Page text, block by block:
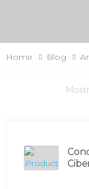
Home Blog